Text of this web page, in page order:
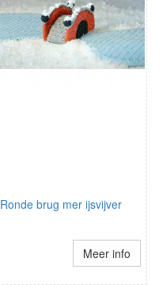
Ronde brug mer ijsvijver
Meer info